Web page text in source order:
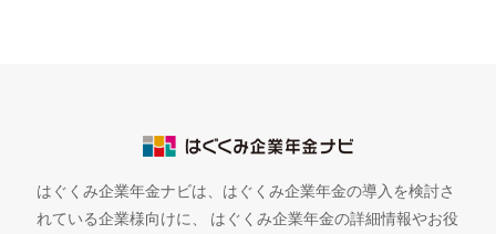
はぐくみ企業年金ナビは、はぐくみ企業年金の導入を検討さ
れている企業様向けに、 はぐくみ企業年金の詳細情報やお役